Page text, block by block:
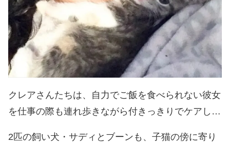
クレアさんたちは、自力でご飯を食べられない彼女
を仕事の際も連れ歩きながら付きっきりでケアし…
2匹の飼い犬・サディとブーンも、子猫の傍に寄り